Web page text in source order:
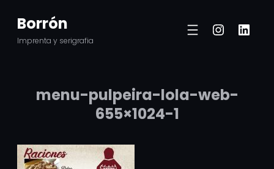
contenido
Borrón
Imprenta y serigrafia
menu-pulpeira-lola-web-
655×1024-1